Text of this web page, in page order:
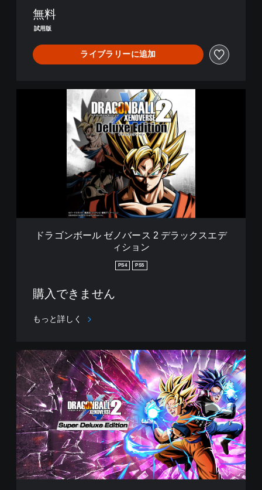
無料
試用版
ライブラリーに追加
ス
ン
ドラゴンボール ゼノバース 2 デラックスエデ
ィション
PS4 PS5
購入できません
もっと詳しく
ス
ー
パ
ー
デ
ラ
ッ
ク
ス
エ
デ
ィ